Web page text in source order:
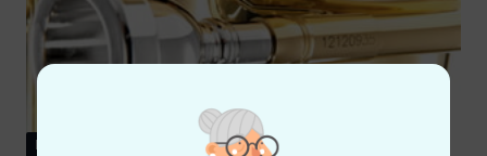
RATGEBER